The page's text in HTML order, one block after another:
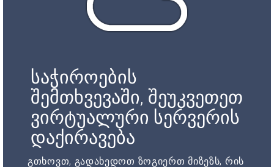
საჭიროების
შემთხვევაში, შეუკვეთეთ
ვირტუალური სერვერის
დაქირავება
გთხოვთ, გადახედოთ ზოგიერთ მიზეზს, რის